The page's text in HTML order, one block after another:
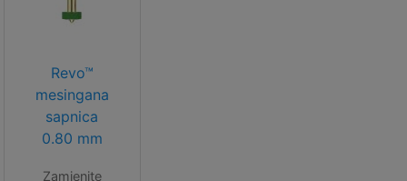
Revo™
mesingana
sapnica
0.80 mm
Zamjenite